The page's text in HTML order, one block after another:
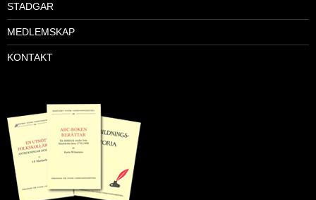
STADGAR
MEDLEMSKAP
KONTAKT